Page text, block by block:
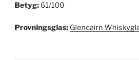
Betyg: 61/100
Provningsglas: Glencairn